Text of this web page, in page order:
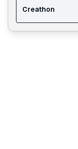
Creathon